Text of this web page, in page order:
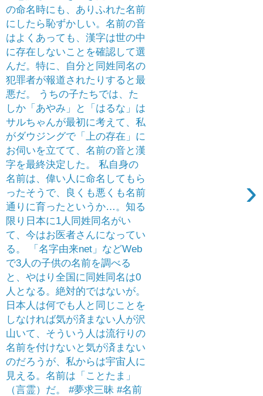
の命名時にも、ありふれた名前
にしたら恥ずかしい。名前の音
はよくあっても、漢字は世の中
に存在しないことを確認して選
んだ。特に、自分と同姓同名の
犯罪者が報道されたりすると最
悪だ。 うちの子たちでは、た
しか「あやみ」と「はるな」は
サルちゃんが最初に考えて、私
がダウジングで「上の存在」に
お伺いを立てて、名前の音と漢
字を最終決定した。 私自身の
名前は、偉い人に命名してもら
ったそうで、良くも悪くも名前
通りに育ったというか…。知る
限り日本に1人同姓同名がい
て、今はお医者さんになってい
る。 「名字由来net」などWeb
で3人の子供の名前を調べる
と、やはり全国に同姓同名は0
人となる。絶対的ではないが。
日本人は何でも人と同じことを
しなければ気が済まない人が沢
山いて、そういう人は流行りの
名前を付けないと気が済まない
のだろうが、私からは宇宙人に
見える。名前は「ことたま」
（言霊）だ。 #夢求三昧 #名前
›